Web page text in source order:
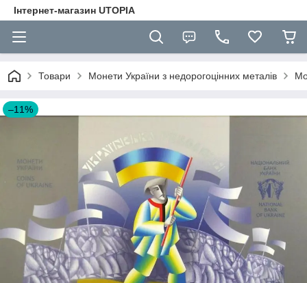
Інтернет-магазин UTOPIA
Товари Монети України з недорогоцінних металів
–11%